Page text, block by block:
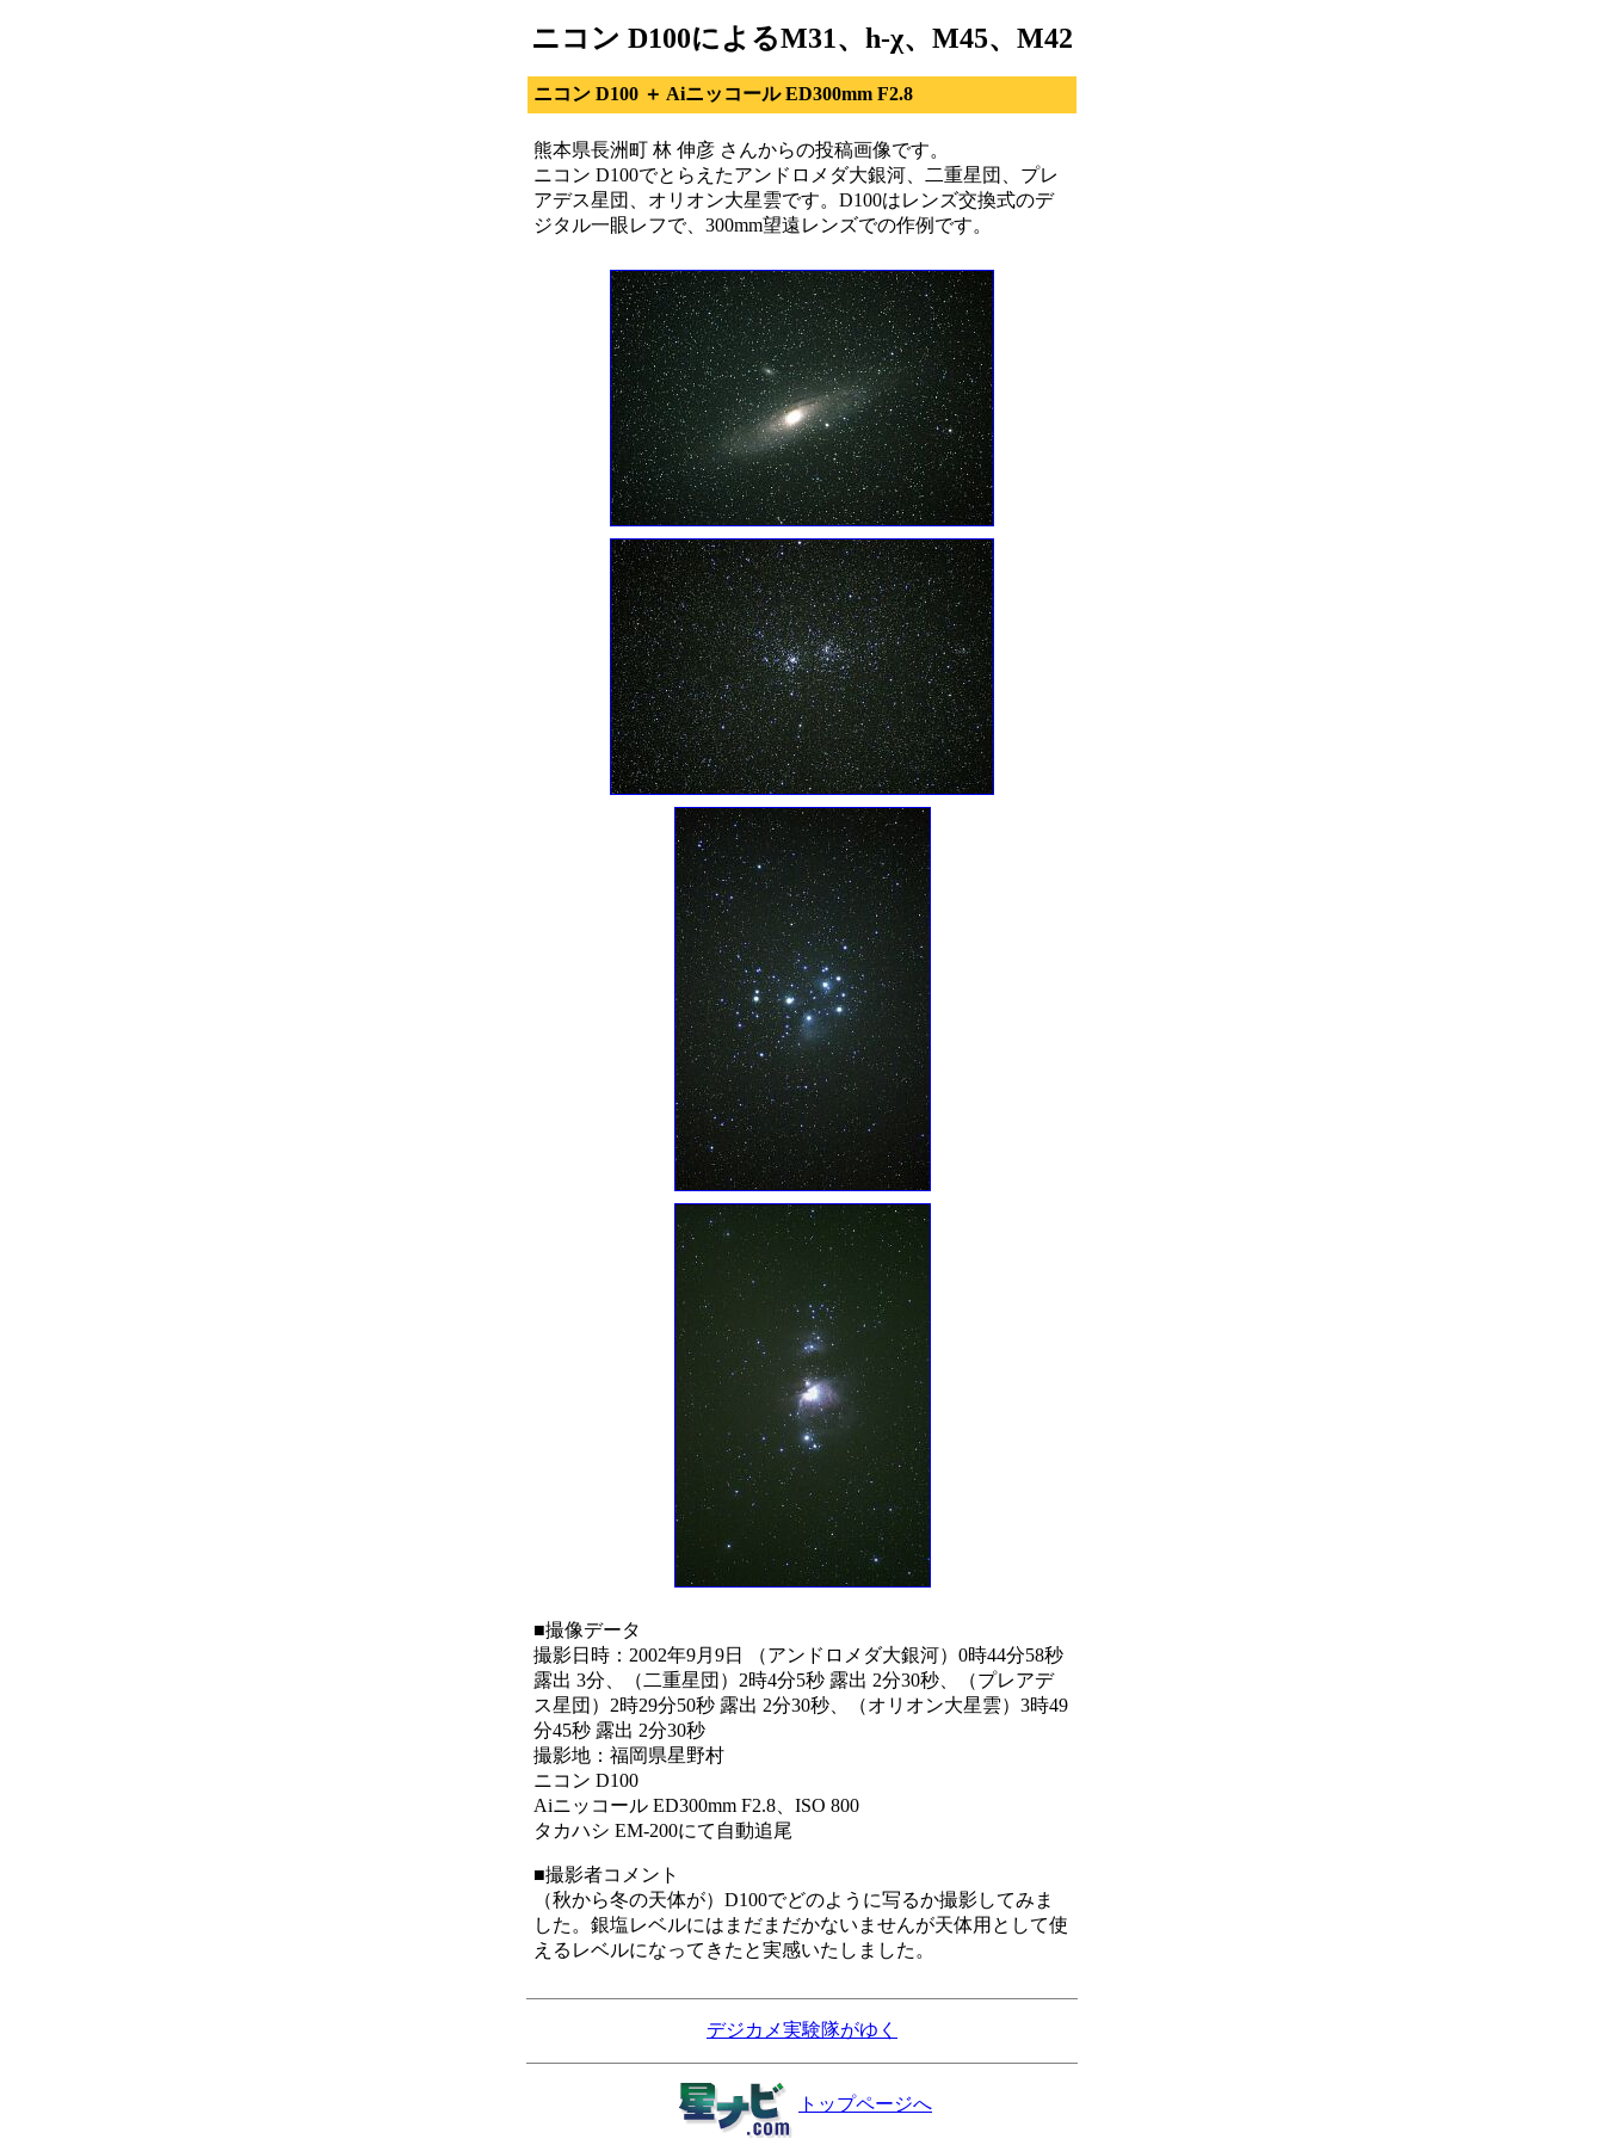
ニコン D100によるM31、h-χ、M45、M42
ニコン D100 ＋ Aiニッコール ED300mm F2.8
熊本県長洲町 林 伸彦 さんからの投稿画像です。
ニコン D100でとらえたアンドロメダ大銀河、二重星団、プレ
アデス星団、オリオン大星雲です。D100はレンズ交換式のデ
ジタル一眼レフで、300mm望遠レンズでの作例です。
■撮像データ
撮影日時：2002年9月9日 （アンドロメダ大銀河）0時44分58秒
露出 3分、（二重星団）2時4分5秒 露出 2分30秒、（プレアデ
ス星団）2時29分50秒 露出 2分30秒、（オリオン大星雲）3時49
分45秒 露出 2分30秒
撮影地：福岡県星野村
ニコン D100
Aiニッコール ED300mm F2.8、ISO 800
タカハシ EM-200にて自動追尾
■撮影者コメント
（秋から冬の天体が）D100でどのように写るか撮影してみま
した。銀塩レベルにはまだまだかないませんが天体用として使
えるレベルになってきたと実感いたしました。
デジカメ実験隊がゆく
トップページへ